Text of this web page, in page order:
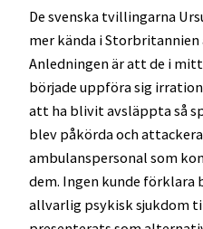
De svenska tvillingarna
mer kända i Storbritannien
Anledningen är att de i
började uppföra sig
att ha blivit avsläppta så
blev påkörda och
ambulanspersonal som
dem. Ingen kunde
allvarlig psykisk sjukdom